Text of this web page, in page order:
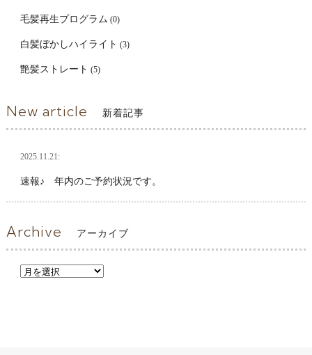
毛髪再生プログラム (0)
白髪ぼかしハイライト (3)
艶髪ストレート (5)
New article 新着記事
2025.11.21:
速報♪ 年内のご予約状況です。
Archive アーカイブ